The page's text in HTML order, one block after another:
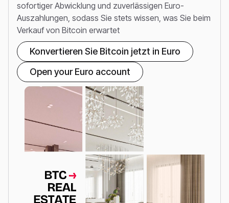
sofortiger Abwicklung und zuverlässigen Euro-
Auszahlungen, sodass Sie stets wissen, was Sie beim
Verkauf von Bitcoin erwartet
Konvertieren Sie Bitcoin jetzt in Euro
Open your Euro account